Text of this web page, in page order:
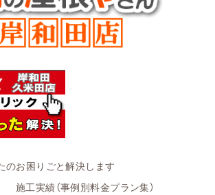
のお困りごと解決します
施工実績（事例別料金プラン集）